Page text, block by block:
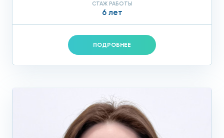
СТАЖ РАБОТЫ
6 лет
ПОДРОБНЕЕ